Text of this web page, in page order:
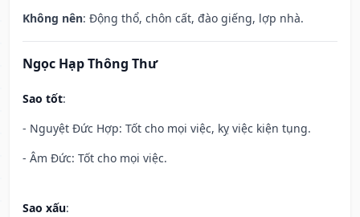
Không nên: Động thổ, chôn cất, đào giếng, lợp nhà.
Ngọc Hạp Thông Thư
Sao tốt:
- Nguyệt Đức Hợp: Tốt cho mọi việc, kỵ việc kiện tụng.
- Âm Đức: Tốt cho mọi việc.
Sao xấu: